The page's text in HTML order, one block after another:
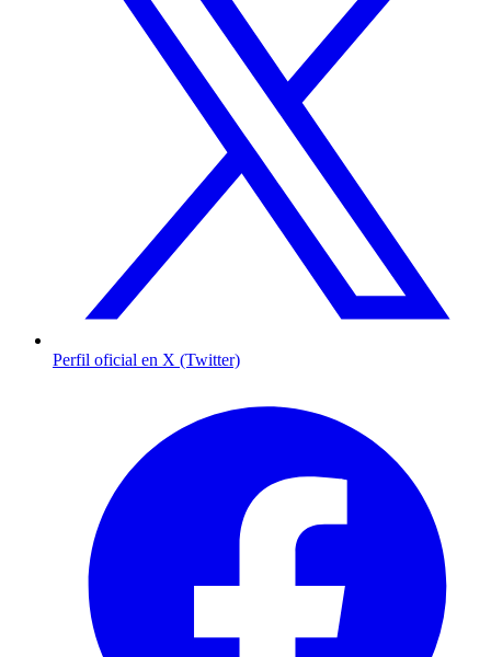
Perfil oficial en X (Twitter)